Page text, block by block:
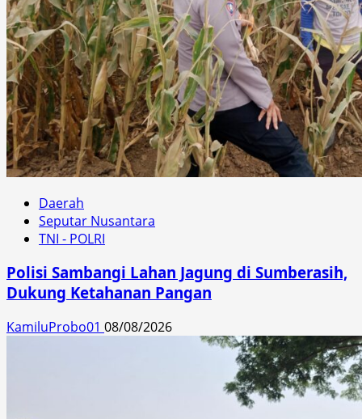
Daerah
Seputar Nusantara
TNI - POLRI
Polisi Sambangi Lahan Jagung di Sumberasih,
Dukung Ketahanan Pangan
KamiluProbo01 08/08/2026